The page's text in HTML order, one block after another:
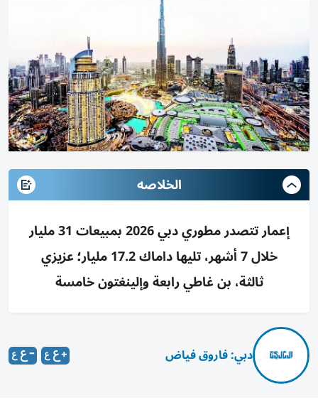
الخلاصه
إعمار تتصدر مطوري دبي 2026 بمبيعات 31 مليار
خلال 7 أشهر، تليها داماك 17.2 مليار؛ عزيزي
ثالثة، بن غاطي رابعة وإلينغتون خامسة
دبي: فاروق فياض